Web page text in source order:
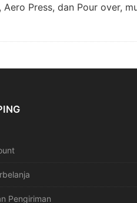
Press, dan Pour over,
Pengiriman